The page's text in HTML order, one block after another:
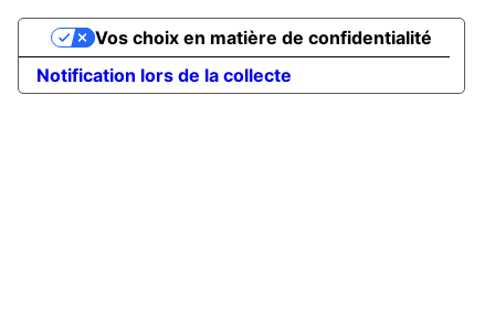
Notification lors de la collecte
Vos choix en matière de confidentialité